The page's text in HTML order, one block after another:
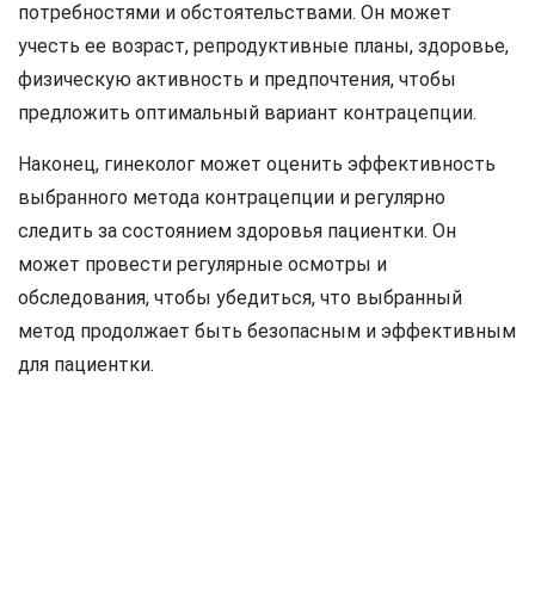
потребностями и обстоятельствами. Он может
учесть ее возраст, репродуктивные планы, здоровье,
физическую активность и предпочтения, чтобы
предложить оптимальный вариант контрацепции.
Наконец, гинеколог может оценить эффективность
выбранного метода контрацепции и регулярно
следить за состоянием здоровья пациентки. Он
может провести регулярные осмотры и
обследования, чтобы убедиться, что выбранный
метод продолжает быть безопасным и эффективным
для пациентки.